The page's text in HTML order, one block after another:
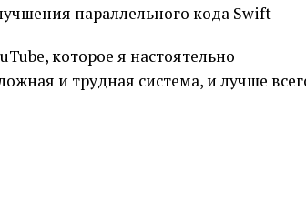
параллельного кода Swift
которое я настоятельно
и трудная система, и лучше